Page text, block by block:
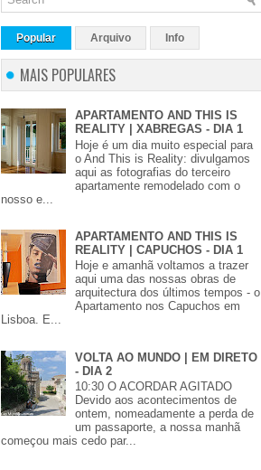
Popular Arquivo Info
MAIS POPULARES
APARTAMENTO AND THIS IS
REALITY | XABREGAS - DIA 1
Hoje é um dia muito especial para
o And This is Reality: divulgamos
aqui as fotografias do terceiro
apartamente remodelado com o
nosso e...
APARTAMENTO AND THIS IS
REALITY | CAPUCHOS - DIA 1
Hoje e amanhã voltamos a trazer
aqui uma das nossas obras de
arquitectura dos últimos tempos - o
Apartamento nos Capuchos em
Lisboa. E...
VOLTA AO MUNDO | EM DIRETO
- DIA 2
10:30 O ACORDAR AGITADO
Devido aos acontecimentos de
ontem, nomeadamente a perda de
um passaporte, a nossa manhã
começou mais cedo par...